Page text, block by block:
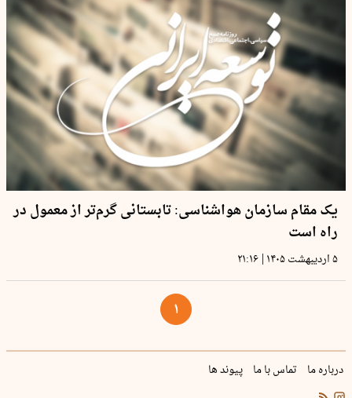
یک مقام سازمان هواشناسی: تابستانی گرم‌تر از معمول در
راه است
۵ اردیبهشت ۱۴۰۵ | ۲۱:۱۶
۱
درباره ما تماس با ما پیوند ها